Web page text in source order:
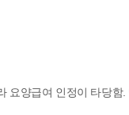
요양급여 인정이 타당함